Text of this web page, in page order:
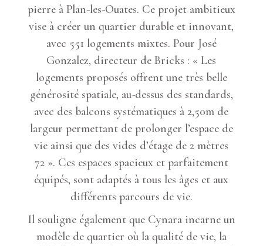
pierre à Plan-les-Ouates. Ce projet ambitieux
vise à créer un quartier durable et innovant,
avec 551 logements mixtes. Pour José
Gonzalez, directeur de Bricks : « Les
logements proposés offrent une très belle
générosité spatiale, au-dessus des standards,
avec des balcons systématiques à 2,50m de
largeur permettant de prolonger l’espace de
vie ainsi que des vides d’étage de 2 mètres
72 ». Ces espaces spacieux et parfaitement
équipés, sont adaptés à tous les âges et aux
différents parcours de vie.
Il souligne également que Cynara incarne un
modèle de quartier où la qualité de vie, la